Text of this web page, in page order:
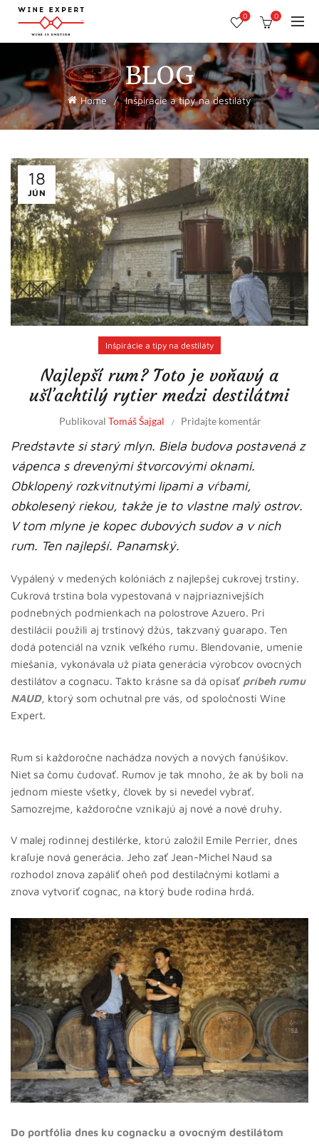
0 0
BLOG
Home Inšpirácie a tipy na destiláty
18
JÚN
Inšpirácie a tipy na destiláty
Najlepší rum? Toto je voňavý a
ušľachtilý rytier medzi destilátmi
Publikoval Tomáš Šajgal Pridajte komentár
Predstavte si starý mlyn. Biela budova postavená z
vápenca s drevenými štvorcovými oknami.
Obklopený rozkvitnutými lipami a vŕbami,
obkolesený riekou, takže je to vlastne malý ostrov.
V tom mlyne je kopec dubových sudov a v nich
rum. Ten najlepší. Panamský.
Vypálený v medených kolóniách z najlepšej cukrovej trstiny.
Cukrová trstina bola vypestovaná v najpriaznivejších
podnebných podmienkach na polostrove Azuero. Pri
destilácii použili aj trstinový džús, takzvaný guarapo. Ten
dodá potenciál na vznik veľkého rumu. Blendovanie, umenie
miešania, vykonávala už piata generácia výrobcov ovocných
destilátov a cognacu. Takto krásne sa dá opísať príbeh rumu
NAUD, ktorý som ochutnal pre vás, od spoločnosti Wine
Expert.
Rum si každoročne nachádza nových a nových fanúšikov.
Niet sa čomu čudovať. Rumov je tak mnoho, že ak by boli na
jednom mieste všetky, človek by si nevedel vybrať.
Samozrejme, každoročne vznikajú aj nové a nové druhy.
V malej rodinnej destilérke, ktorú založil Emile Perrier, dnes
kraľuje nová generácia. Jeho zať Jean-Michel Naud sa
rozhodol znova zapáliť oheň pod destilačnými kotlami a
znova vytvoriť cognac, na ktorý bude rodina hrdá.
Do portfólia dnes ku cognacku a ovocným destilátom